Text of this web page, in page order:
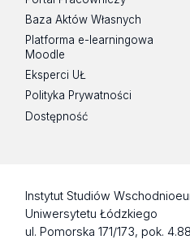
Baza Aktów Własnych
Platforma e-learningowa
Moodle
Eksperci UŁ
Polityka Prywatności
Dostępność
Instytut Studiów
Uniwersytetu Łódzkiego
ul. Pomorska 171/173, pok. 4.88